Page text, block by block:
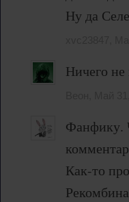
Ну да
Ничего
Фанфику.
Как-то